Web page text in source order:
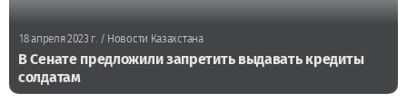
18 апреля 2023 г./ Новости Казахстана
В Сенате предложили запретить выдавать кредиты
солдатам